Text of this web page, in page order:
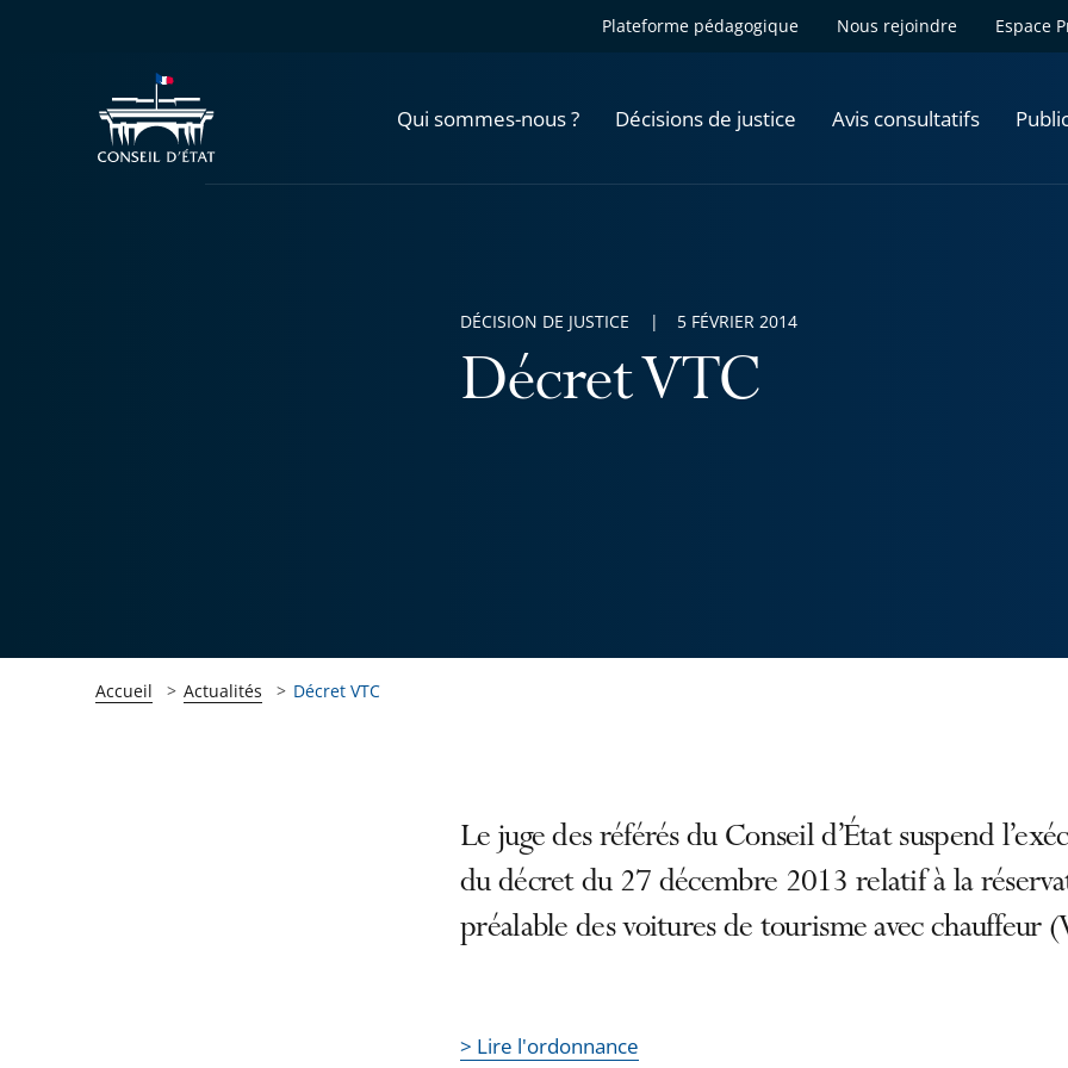
Plateforme pédagogique Nous rejoindre Espace
Qui sommes-nous ? Décisions de justice Avis consultatifs
Décret VTC
DÉCISION DE JUSTICE 5 FÉVRIER 2014
Accueil Actualités Décret VTC
Le juge des référés du Conseil d’État suspend
du décret du 27 décembre 2013 relatif à la
préalable des voitures de tourisme avec chauffeur
> Lire l'ordonnance